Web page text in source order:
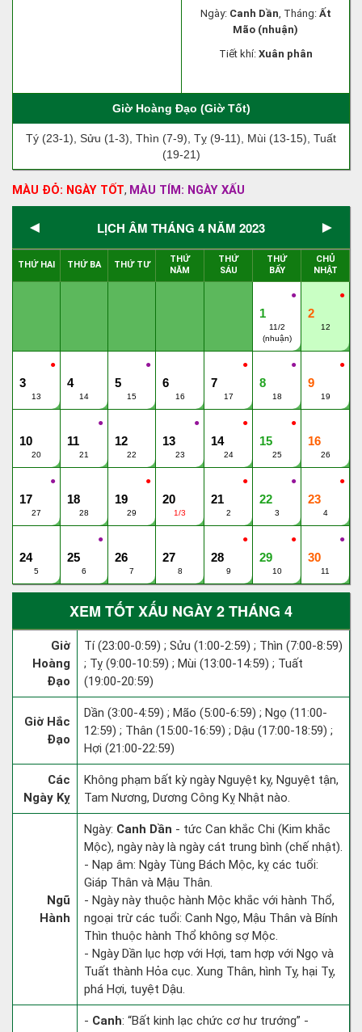
Ngày: Canh Dần, Tháng: Ất
Mão (nhuận)
Tiết khí: Xuân phân
Giờ Hoàng Đạo (Giờ Tốt)
Tý (23-1), Sửu (1-3), Thìn (7-9), Tỵ (9-11), Mùi (13-15), Tuất
(19-21)
MÀU ĐỎ: NGÀY TỐT, MÀU TÍM: NGÀY XẤU
◄ LỊCH ÂM THÁNG 4 NĂM 2023 ►
THỨ HAI THỨ BA THỨ TƯ
THỨ
NĂM
THỨ
SÁU
THỨ
BẨY
CHỦ
NHẬT
●
1
11/2
(nhuận)
●
2
12
●
3
13
4
14
●
5
15
6
16
●
7
17
●
8
18
●
9
19
10
20
●
11
21
12
22
●
13
23
●
14
24
●
15
25
16
26
●
17
27
18
28
●
19
29
20
1/3
●
21
2
●
22
3
●
23
4
24
5
●
25
6
26
7
27
8
●
28
9
●
29
10
●
30
11
XEM TỐT XẤU NGÀY 2 THÁNG 4
Giờ
Hoàng
Đạo
Tí (23:00-0:59) ; Sửu (1:00-2:59) ; Thìn (7:00-8:59)
; Tỵ (9:00-10:59) ; Mùi (13:00-14:59) ; Tuất
(19:00-20:59)
Giờ Hắc
Đạo
Dần (3:00-4:59) ; Mão (5:00-6:59) ; Ngọ (11:00-
12:59) ; Thân (15:00-16:59) ; Dậu (17:00-18:59) ;
Hợi (21:00-22:59)
Các
Ngày Kỵ
Không phạm bất kỳ ngày Nguyệt kỵ, Nguyệt tận,
Tam Nương, Dương Công Kỵ Nhật nào.
Ngũ
Hành
Ngày: Canh Dần - tức Can khắc Chi (Kim khắc
Mộc), ngày này là ngày cát trung bình (chế nhật).
- Nạp âm: Ngày Tùng Bách Mộc, kỵ các tuổi:
Giáp Thân và Mậu Thân.
- Ngày này thuộc hành Mộc khắc với hành Thổ,
ngoại trừ các tuổi: Canh Ngọ, Mậu Thân và Bính
Thìn thuộc hành Thổ không sợ Mộc.
- Ngày Dần lục hợp với Hợi, tam hợp với Ngọ và
Tuất thành Hỏa cục. Xung Thân, hình Tỵ, hại Tỵ,
phá Hợi, tuyệt Dậu.
- Canh: “Bất kinh lạc chức cơ hư trướng” -